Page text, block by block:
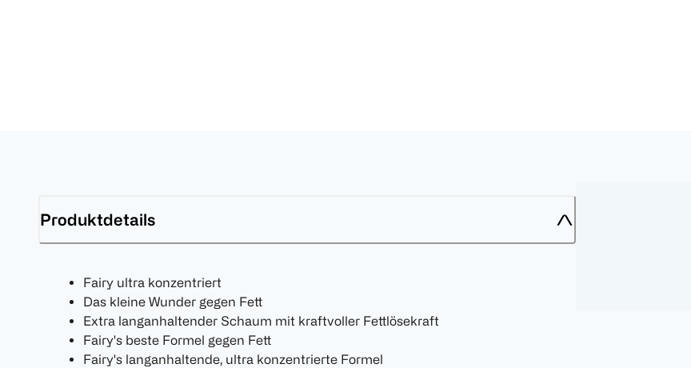
Produktdetails
Fairy ultra konzentriert
Das kleine Wunder gegen Fett
Extra langanhaltender Schaum mit kraftvoller Fettlösekraft
Fairy's beste Formel gegen Fett
Fairy's langanhaltende, ultra konzentrierte Formel